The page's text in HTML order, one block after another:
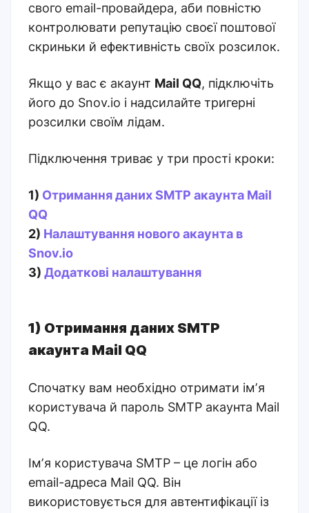
свого email-провайдера, аби повністю
контролювати репутацію своєї поштової
скриньки й ефективність своїх розсилок.
Якщо у вас є акаунт Mail QQ, підключіть
його до Snov.io і надсилайте тригерні
розсилки своїм лідам.
Підключення триває у три прості кроки:
1) Отримання даних SMTP акаунта Mail
QQ
2) Налаштування нового акаунта в
Snov.io
3) Додаткові налаштування
1) Отримання даних SMTP
акаунта Mail QQ
Спочатку вам необхідно отримати імʼя
користувача й пароль SMTP акаунта Mail
QQ.
Імʼя користувача SMTP – це логін або
email-адреса Mail QQ. Він
використовується для автентифікації із